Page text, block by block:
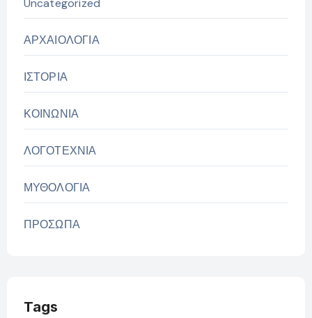
Uncategorized
ΑΡΧΑΙΟΛΟΓΙΑ
ΙΣΤΟΡΙΑ
ΚΟΙΝΩΝΙΑ
ΛΟΓΟΤΕΧΝΙΑ
ΜΥΘΟΛΟΓΙΑ
ΠΡΟΣΩΠΑ
Tags